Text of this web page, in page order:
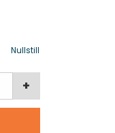
Nullstill
+